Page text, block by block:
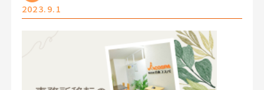
2023.9.1